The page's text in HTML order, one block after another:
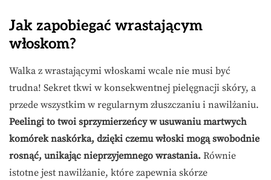
Jak zapobiegać wrastającym
włoskom?
Walka z wrastającymi włoskami wcale nie musi być
trudna! Sekret tkwi w konsekwentnej pielęgnacji skóry, a
przede wszystkim w regularnym złuszczaniu i nawilżaniu.
Peelingi to twoi sprzymierzeńcy w usuwaniu martwych
komórek naskórka, dzięki czemu włoski mogą swobodnie
rosnąć, unikając nieprzyjemnego wrastania. Równie
istotne jest nawilżanie, które zapewnia skórze